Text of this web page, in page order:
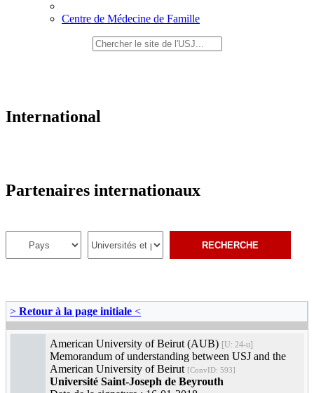
Centre de Médecine de Famille
International
Partenaires internationaux
> Retour à la page initiale <
American University of Beirut (AUB) [U: 24-u]
Memorandum of understanding between USJ and the
American University of Beirut [ConvID: 593]
Université Saint-Joseph de Beyrouth